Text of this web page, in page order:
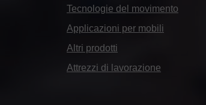
Tecnologie del movimento
Applicazioni per mobili
Altri prodotti
Attrezzi di lavorazione